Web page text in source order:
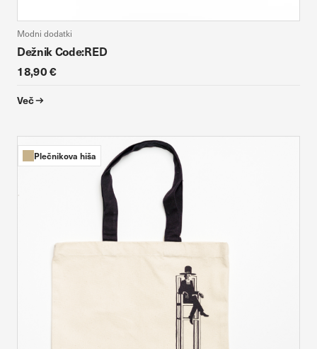
Modni dodatki
Dežnik Code:RED
18,90 €
Več
Plečnikova hiša